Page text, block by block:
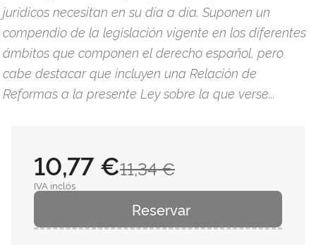
jurídicos necesitan en su día a día. Suponen un
compendio de la legislación vigente en los diferentes
ámbitos que componen el derecho español, pero
cabe destacar que incluyen una Relación de
Reformas a la presente Ley sobre la que verse...
11,34 €
10,77 €
IVA inclós
Reservar